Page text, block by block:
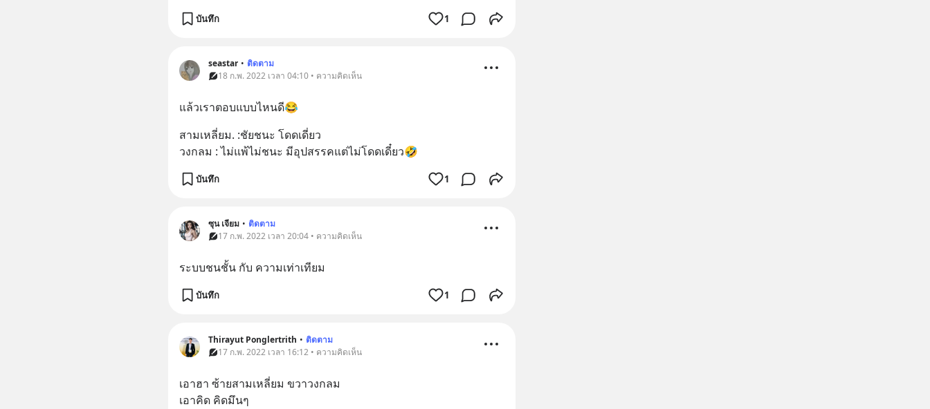
บันทึก 1
seastar • ติดตาม
18 ก.พ. 2022 เวลา 04:10 • ความคิดเห็น
แล้วเราตอบแบบไหนดี😂
สามเหลี่ยม. :ชัยชนะ โดดเดี่ยว
วงกลม : ไม่แพ้ไม่ชนะ มีอุปสรรคแต่ไม่โดดเดี๋ยว🤣
บันทึก 1
ซุน เจียม • ติดตาม
17 ก.พ. 2022 เวลา 20:04 • ความคิดเห็น
ระบบชนชั้น กับ ความเท่าเทียม
บันทึก 1
Thirayut Ponglertrith • ติดตาม
17 ก.พ. 2022 เวลา 16:12 • ความคิดเห็น
เอาฮา ซ้ายสามเหลี่ยม ขวาวงกลม
เอาคิด คิดมึนๆ